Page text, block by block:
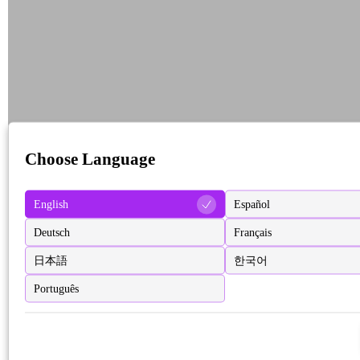
Choose Language
English Español
Deutsch Français
日本語 한국어
Português